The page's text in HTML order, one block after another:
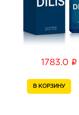
1783.0 i